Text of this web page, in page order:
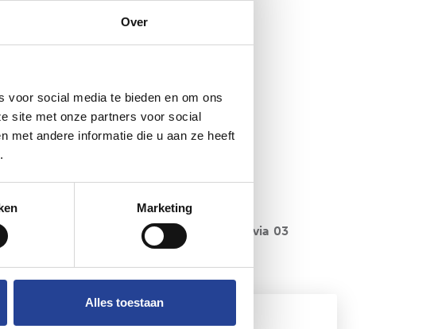
Over
voor social media te bieden en om ons
site met onze partners voor social
met andere informatie die u aan ze heeft
Marketing
Alles toestaan
via info@neysimmo.com of telefonisch via 03